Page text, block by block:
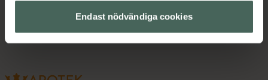
Endast nödvändiga cookies
Mensskydd Trosskydd